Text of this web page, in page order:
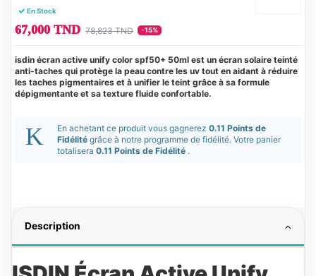
En Stock
67,000 TND 78,823 TND -15%
isdin écran active unify color spf50+ 50ml est un écran solaire teinté
anti-taches qui protège la peau contre les uv tout en aidant à réduire
les taches pigmentaires et à unifier le teint grâce à sa formule
dépigmentante et sa texture fluide confortable.
En achetant ce produit vous gagnerez 0.11 Points de
Fidélité grâce à notre programme de fidélité. Votre panier
totalisera 0.11 Points de Fidélité .
Description